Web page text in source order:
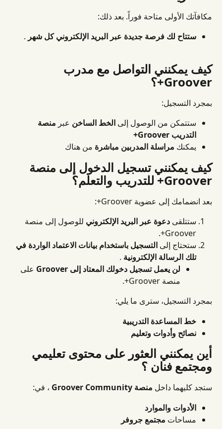
مكافآتك الأولى متاحة فوراً. بعد ذلك:
ستتاح لك فرصة جديدة عبر البريد الإلكتروني كل شهر .
كيف يمكنني التواصل مع مدرب
Groover+؟
بمجرد التسجيل:
ستتمكن من الوصول إلى الخط الساخن عبر منصة
التدريب Groover+
يمكنك مراسلة المدربين مباشرة من هناك
كيف يمكنني تسجيل الدخول إلى منصة
Groover+ للتدريب والتعلم؟
بعد انضمامك إلى عضوية Groover+:
ستتلقى دعوة عبر البريد الإلكتروني للوصول إلى منصة
Groover+.
ستحتاج إلى التسجيل باستخدام بيانات الاعتماد الواردة في
تلك الرسالة الإلكترونية .
لن يعمل تسجيل دخولك المعتاد إلى Groover
على
منصة Groover+.
بمجرد التسجيل، سترى ما يلي:
خط المساعدة التدريبية
نصائح وأدوات وتعليم
أين يمكنني العثور على محتوى تعليمي
ومجتمع فنان ؟
ستجد كليهما داخل منصة Groover Community
، في:
الأدوات والموارد
مساحات مجتمع جروفر